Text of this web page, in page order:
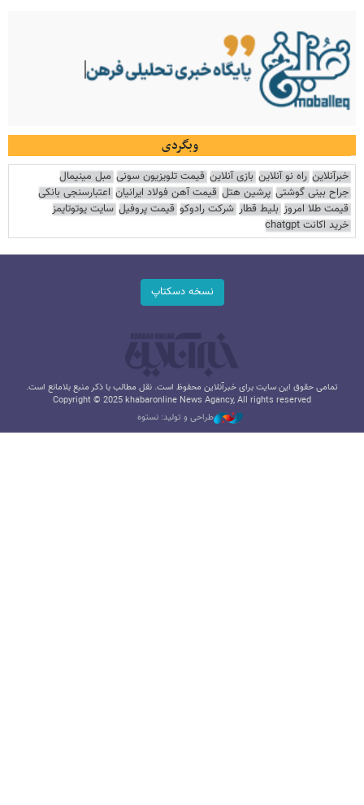
وبگردی
خبرآنلاین راه نو آنلاین بازی آنلاین قیمت تلویزیون سونی مبل مینیمال
جراح بینی گوشتی پرشین هتل قیمت آهن فولاد ایرانیان اعتبارسنجی بانکی
قیمت طلا امروز بلیط قطار شرکت رادوکو قیمت پروفیل سایت یوتوتایمز
خرید اکانت chatgpt
نسخه دسکتاپ
تمامی حقوق این سایت برای خبرآنلاین محفوظ است. نقل مطالب با ذکر منبع بلامانع است.
Copyright © 2025 khabaronline News Agancy, All rights reserved
طراحی و تولید: نستوه